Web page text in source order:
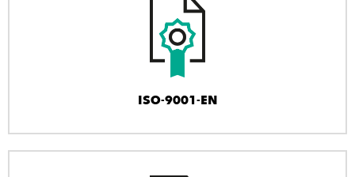
ISO-9001-EN